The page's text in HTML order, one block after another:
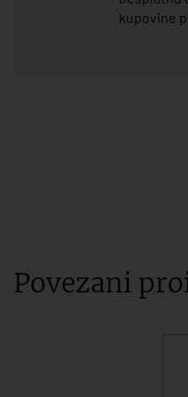
kupovine
Povezani